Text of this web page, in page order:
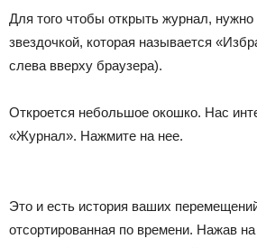
Для того чтобы открыть журнал, нужно
звездочкой, которая называется
слева вверху браузера).
Откроется небольшое окошко. Нас
«Журнал». Нажмите на нее.
Это и есть история ваших
отсортированная по времени. Нажав